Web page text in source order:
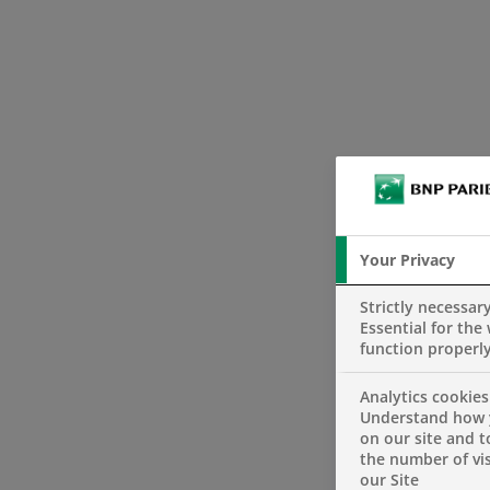
Your Privacy
Strictly
Essential for the
function
Analytics
Understand how
on our site and
the number of
our Site